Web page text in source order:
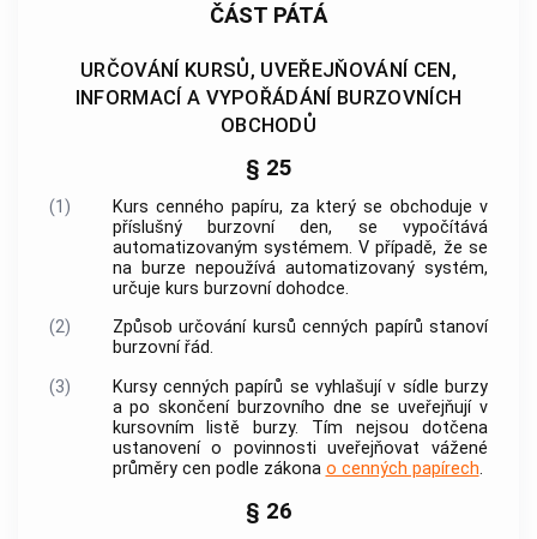
ČÁST PÁTÁ
URČOVÁNÍ KURSŮ, UVEŘEJŇOVÁNÍ CEN,
INFORMACÍ A VYPOŘÁDÁNÍ BURZOVNÍCH
OBCHODŮ
§ 25
(1) Kurs cenného papíru, za který se obchoduje v
příslušný burzovní den, se vypočítává
automatizovaným systémem. V případě, že se
na burze nepoužívá automatizovaný systém,
určuje kurs burzovní dohodce.
(2)
Způsob určování kursů cenných papírů stanoví
burzovní řád.
(3)
Kursy cenných papírů se vyhlašují v sídle burzy
a po skončení burzovního dne se uveřejňují v
kursovním listě burzy. Tím nejsou dotčena
ustanovení o povinnosti uveřejňovat vážené
průměry cen podle zákona o cenných papírech.
§ 26